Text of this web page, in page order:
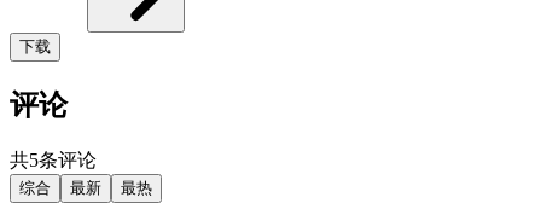
下载
评论
共5条评论
综合 最新 最热